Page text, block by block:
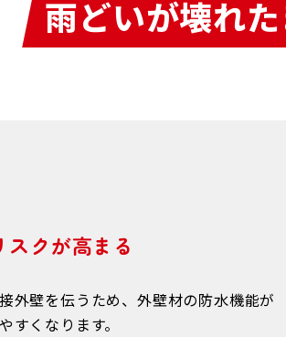
雨どいが壊れ
スクが高まる
外壁を伝うため、外壁材の防水機能が
すくなります。